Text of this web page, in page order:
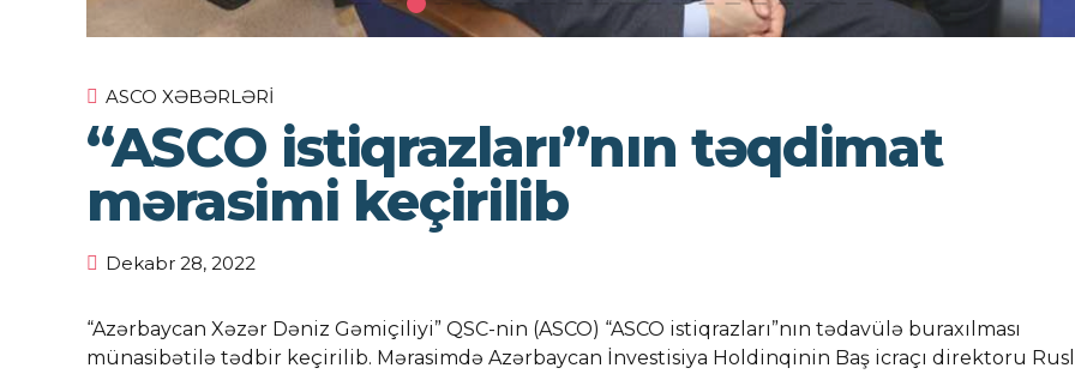
ASCO XƏBƏRLƏRI
“ASCO istiqrazları”nın təqdimat
mərasimi keçirilib
Dekabr 28, 2022
“Azərbaycan Xəzər Dəniz Gəmiçiliyi” QSC-nin (ASCO) “ASCO istiqrazları”nın tədavülə buraxılması
münasibətilə tədbir keçirilib. Mərasimdə Azərbaycan İnvestisiya Holdinqinin Baş icraçı direktoru